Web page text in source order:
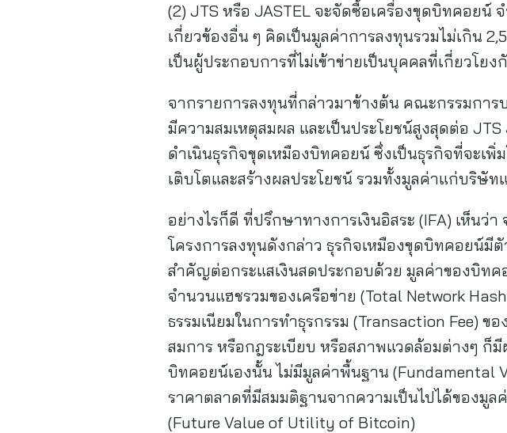
(2) JTS หรือ JASTEL จะจัดซื้อเครื่องขุดบิทคอยน์
เกี่ยวข้องอื่น ๆ คิดเป็นมูลค่าการลงทุนรวมไม่เกิน
เป็นผู้ประกอบการที่ไม่เข้าข่ายเป็นบุคคลที่เกี่ยวโย
จากรายการลงทุนที่กล่าวมาข้างต้น คณะกรรมการ
มีความสมเหตุสมผล และเป็นประโยชน์สูงสุดต่อ
ดำเนินธุรกิจขุดเหมืองบิทคอยน์ ซึ่งเป็นธุรกิจที่จะเ
เติบโตและสร้างผลประโยชน์ รวมทั้งมูลค่าแก่บริษัท
อย่างไรก็ดี ที่ปรึกษาทางการเงินอิสระ (IFA) เห็นว่
โครงการลงทุนดังกล่าว ธุรกิจเหมืองขุดบิทคอยน์มี
สำคัญต่อกระแสเงินสดประกอบด้วย มูลค่าของบิท
จำนวนแฮชรวมของเครือข่าย (Total Network
ธรรมเนียมในการทำธุรกรรม (Transaction Fee)
สมการ หรือกฎระเบียบ หรือสภาพแวดล้อมต่างๆ
บิทคอยน์เองนั้น ไม่มีมูลค่าพื้นฐาน (Fundamental
ราคาตลาดที่มีสมมติฐานจากความเป็นไปได้ของมู
(Future Value of Utility of Bitcoin)